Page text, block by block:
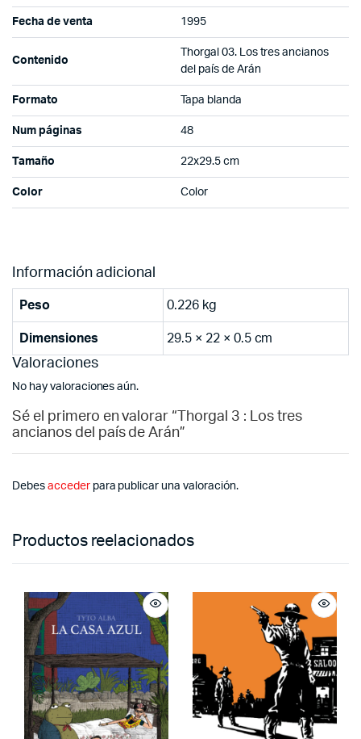
Fecha de venta 1995
Contenido
Thorgal 03. Los tres ancianos
del país de Arán
Formato Tapa blanda
Num páginas 48
Tamaño 22x29.5 cm
Color Color
Información adicional
Peso 0.226 kg
Dimensiones 29.5 × 22 × 0.5 cm
Valoraciones
No hay valoraciones aún.
Sé el primero en valorar “Thorgal 3 : Los tres
ancianos del país de Arán”
Debes accederpara publicar una valoración.
Productos reelacionados